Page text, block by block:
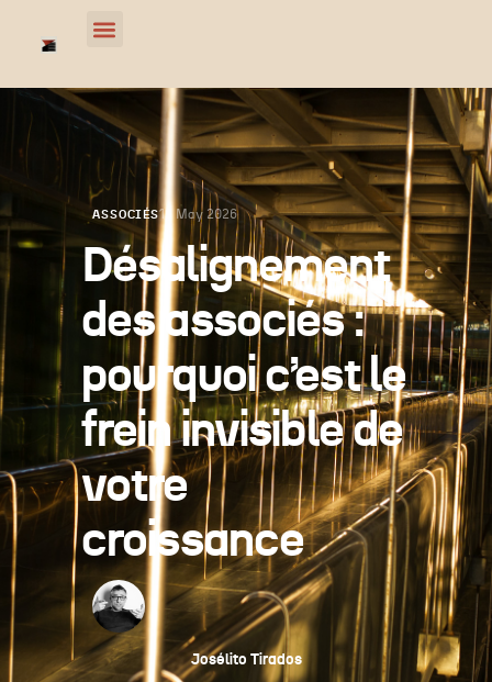
ASSOCIÉS19 May 2026
Désalignement
des associés :
pourquoi c’est le
frein invisible de
votre
croissance
Josélito Tirados